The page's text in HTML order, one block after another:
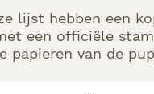
lijst hebben een
een officiële
papieren van de